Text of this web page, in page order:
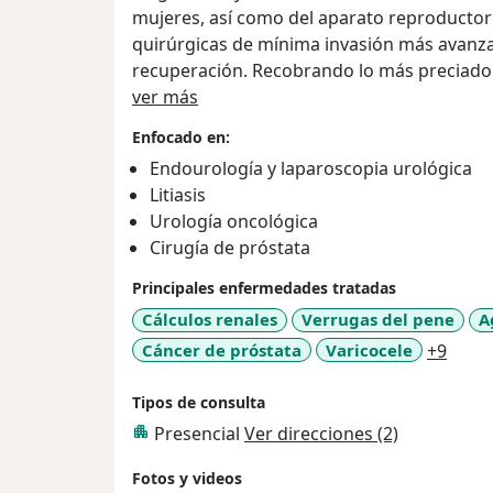
mujeres, así como del aparato
quirúrgicas de mínima invasión más
recuperación. Recobrando lo más
HONESTIDAD, HUMANISMO Y BUEN TRATO.
Proporciona atención en Médica
Para una atención más integral cuenta
la vía urinaria (Riñones-vejiga-próstata)
caso así lo amerita, así como estudio de
Se aceptan pagos con tarjetas Visa,
(Débito o Crédito) para su mayor
-Miembro del Colegio Mexicano de Urología
-Miembro de la American Urological
-Miembro de la Confederación Americana
ver más
Enfocado en:
Endourología y laparoscopia urológica
Litiasis
Urología oncológica
Cirugía de próstata
Principales enfermedades tratadas
Cálculos renales Verrugas del pene
Cáncer de próstata
Varicocele +9
Tipos de consulta
Presencial Ver direcciones (2)
Fotos y videos